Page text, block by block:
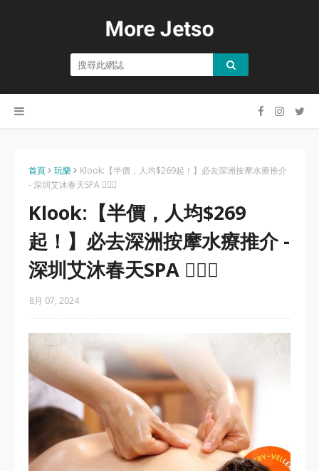
首頁 玩樂
Klook:【半價，人均$269起！】必去深洲按摩水療推介
- 深圳艾沐春天SPA 💆🏻‍♂
Klook:【半價，人均$269
起！】必去深洲按摩水療推介 -
深圳艾沐春天SPA 💆🏻‍♂
8月 07, 2024